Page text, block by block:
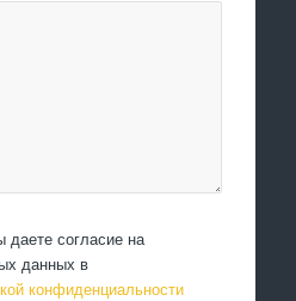
согласие на
данных в
конфиденциальности